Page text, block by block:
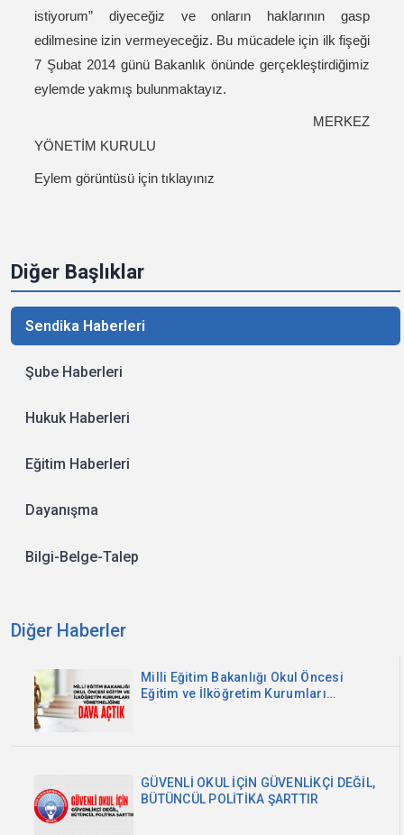
Diğer Başlıklar
Sendika Haberleri
Şube Haberleri
Hukuk Haberleri
Eğitim Haberleri
Dayanışma
Bilgi-Belge-Talep
Diğer Haberler
Milli Eğitim Bakanlığı Okul Öncesi
Eğitim ve İlköğretim Kurumları
GÜVENLİ OKUL İÇİN GÜVENLİKÇİ DEĞİL,
BÜTÜNCÜL POLİTİKA ŞARTTIR
istiyorum” diyeceğiz ve onların haklarının gasp
edilmesine izin vermeyeceğiz. Bu mücadele için ilk fişeği
7 Şubat 2014 günü Bakanlık önünde gerçekleştirdiğimiz
eylemde yakmış bulunmaktayız.
MERKEZ
YÖNETİM KURULU
Eylem görüntüsü için tıklayınız